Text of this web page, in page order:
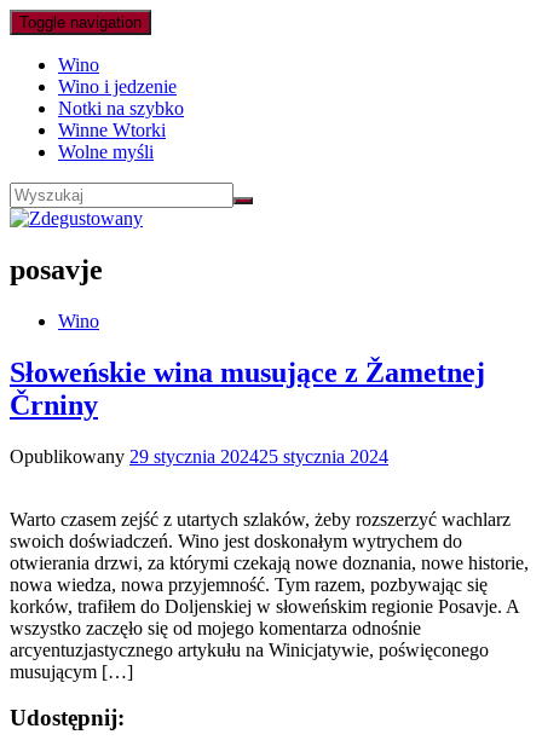
Toggle navigation
Wino
Wino i jedzenie
Notki na szybko
Winne Wtorki
Wolne myśli
posavje
Wino
Słoweńskie wina musujące z Žametnej
Črniny
Opublikowany 29 stycznia 202425 stycznia 2024
Warto czasem zejść z utartych szlaków, żeby rozszerzyć wachlarz
swoich doświadczeń. Wino jest doskonałym wytrychem do
otwierania drzwi, za którymi czekają nowe doznania, nowe historie,
nowa wiedza, nowa przyjemność. Tym razem, pozbywając się
korków, trafiłem do Doljenskiej w słoweńskim regionie Posavje. A
wszystko zaczęło się od mojego komentarza odnośnie
arcyentuzjastycznego artykułu na Winicjatywie, poświęconego
musującym […]
Udostępnij: